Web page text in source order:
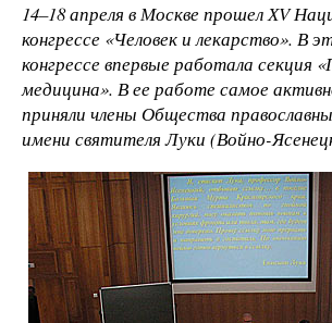
14–18 апреля в Москве прошел ХV
конгрессе «Человек и лекарство». В
конгрессе впервые работала секция
медицина». В ее работе самое
приняли члены Общества
имени святителя Луки (Войно-